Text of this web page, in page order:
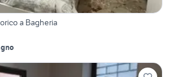
a Bagheria